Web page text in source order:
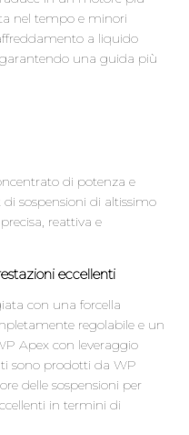
nel tempo e minori
a liquido
una guida più
di potenza e
sospensioni di altissimo
reattiva e
eccellenti
con una forcella
regolabile e un
Apex con leveraggio
sono prodotti da WP
delle sospensioni per
in termini di